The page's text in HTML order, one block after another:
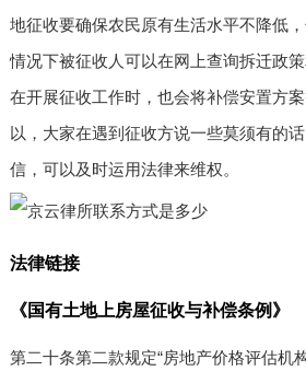
地征收要确保农民原有生活水平不降低
情况下被征收人可以在网上查询拆迁政
在开展征收工作时，也会将补偿安置方
以，大家在遇到征收方说一些莫须有的
信，可以及时运用法律来维权。
法律链接
《国有土地上房屋征收与补偿条例》
第二十条第二款规定“房地产价格评估机